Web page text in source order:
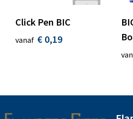
Click Pen BIC
vanaf € 0,19